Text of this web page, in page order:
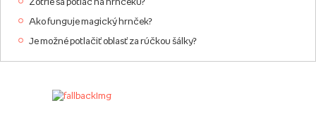
Ako funguje magický hrnček?
Je možné potlačiť oblasť za rúčkou šálky?